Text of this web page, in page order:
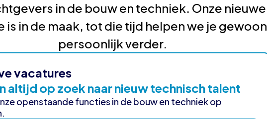
in de bouw en techniek. Onze nieuwe
is in de maak, tot die tijd helpen we je gewoon
persoonlijk verder.
vacatures
altijd op zoek naar nieuw technisch talent
openstaande functies in de bouw en techniek op